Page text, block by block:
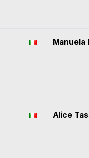
Manuela
Alice